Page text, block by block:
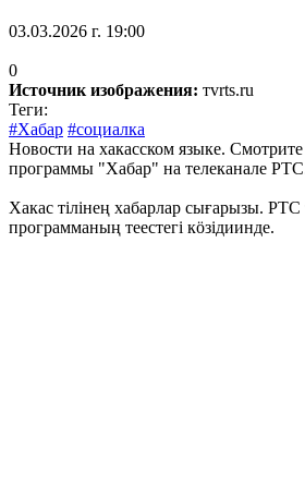
03.03.2026 г. 19:00
0
Источник изображения: тvrts.ru
Теги:
#Хабар #социалка
Новости на хакасском языке.
программы "Хабар" на телеканале
Хакас тілінең хабарлар сығарызы.
программаның теестегі кöзідиинде.